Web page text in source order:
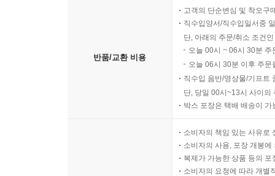
반품/교환 비용
고객의 단순변심 및 착오구
직수입양서/직수입일서중
단, 아래의 주문/취소 조건
오늘 00시 ~ 06시 30분
오늘 06시 30분 이후 주
직수입 음반/영상물/기프트
단, 당일 00시~13시 사이의
박스 포장은 택배 배송이
소비자의 책임 있는 사유로
소비자의 사용, 포장 개봉
복제가 가능한 상품 등의
소비자의 요청에 따라 개별